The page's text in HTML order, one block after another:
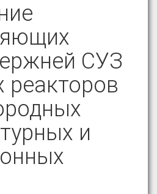
СУЗ
реакторов
и